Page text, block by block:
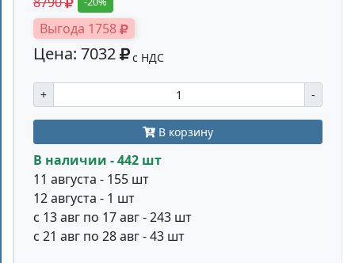
Выгода 1758
Цена: 7032 с НДС
+ -
В корзину
В наличии - 442 шт
11 августа - 155 шт
12 августа - 1 шт
с 13 авг по 17 авг - 243 шт
с 21 авг по 28 авг - 43 шт